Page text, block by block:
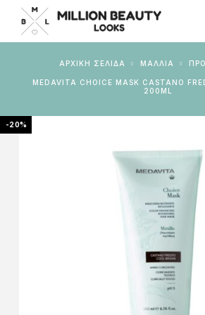
ΑΡΧΙΚΉ ΣΕΛΊΔΑ ΜΑΛΛΙΑ
MEDAVITA CHOICE MASK CASTANO FREDDO-COOL BROWN
200ML
-20%